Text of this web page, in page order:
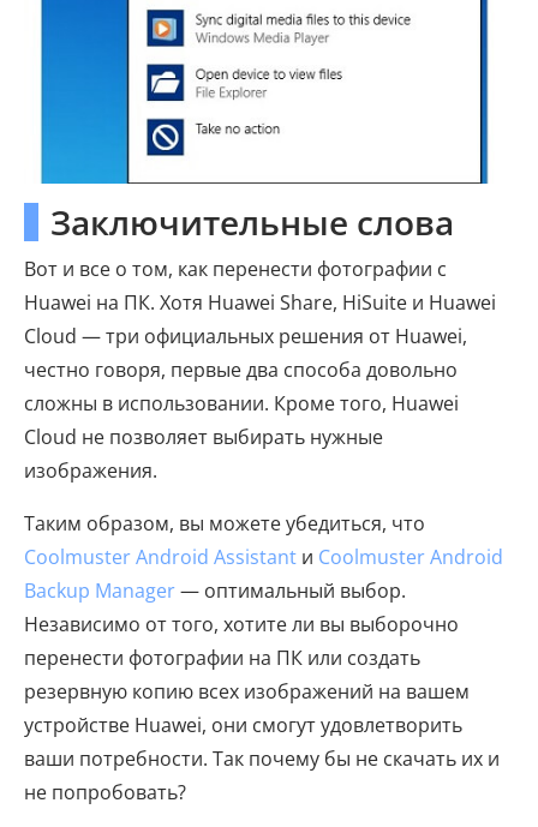
Заключительные слова
Вот и все о том, как перенести фотографии с
Huawei на ПК. Хотя Huawei Share, HiSuite и Huawei
Cloud — три официальных решения от Huawei,
честно говоря, первые два способа довольно
сложны в использовании. Кроме того, Huawei
Cloud не позволяет выбирать нужные
изображения.
Таким образом, вы можете убедиться, что
Coolmuster Android Assistant и Coolmuster Android
Backup Manager— оптимальный выбор.
Независимо от того, хотите ли вы выборочно
перенести фотографии на ПК или создать
резервную копию всех изображений на вашем
устройстве Huawei, они смогут удовлетворить
ваши потребности. Так почему бы не скачать их и
не попробовать?